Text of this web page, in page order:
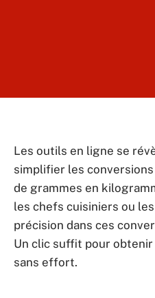
Les outils en ligne se
simplifier les
de grammes en
les chefs cuisiniers ou
précision dans ces
Un clic suffit pour
sans effort.